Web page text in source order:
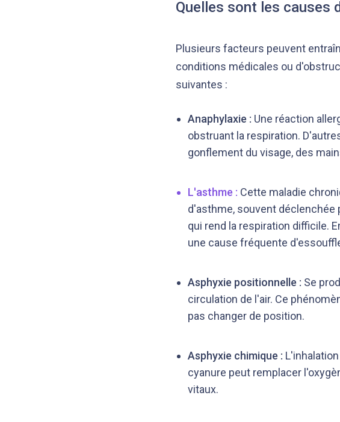
Quelles sont les causes
Plusieurs facteurs peuvent
conditions médicales ou
suivantes :
Anaphylaxie : Une réaction
obstruant la respiration.
gonflement du visage, des
L'asthme : Cette maladie
d'asthme, souvent déclenchée
qui rend la respiration difficile.
une cause fréquente
Asphyxie positionnelle : Se
circulation de l'air. Ce
pas changer de position.
Asphyxie chimique :
cyanure peut remplacer
vitaux.